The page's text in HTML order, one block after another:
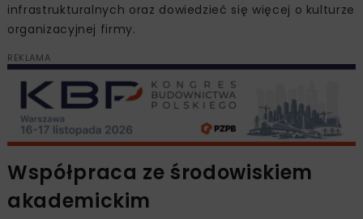
infrastrukturalnych oraz dowiedzieć się więcej o kulturze
organizacyjnej firmy.
REKLAMA
Współpraca ze środowiskiem
akademickim